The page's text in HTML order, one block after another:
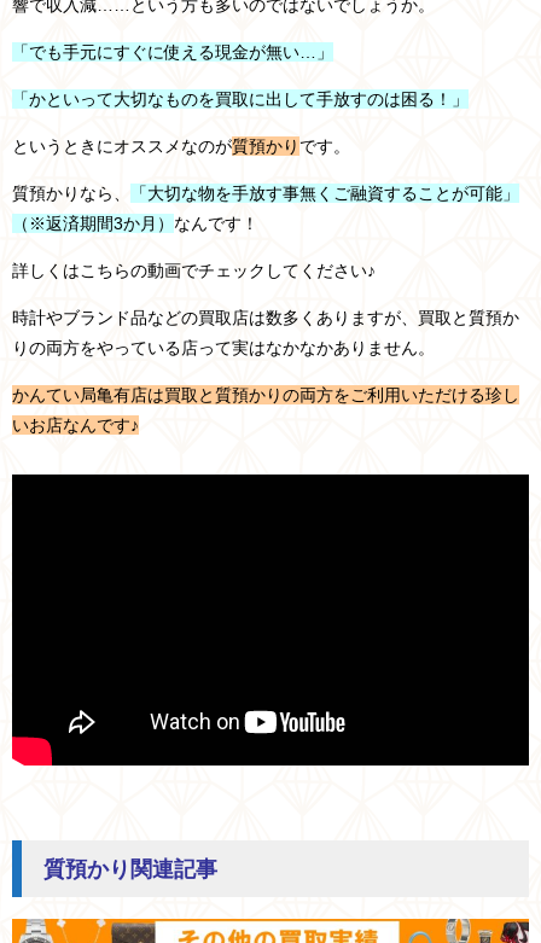
響で収入減……という方も多いのではないでしょうか。
「でも手元にすぐに使える現金が無い…」
「かといって大切なものを買取に出して手放すのは困る！」
というときにオススメなのが質預かり です。
質預かりなら、
「大切な物を手放す事無くご融資することが可能」
（※返済期間3か月） なんです！
詳しくはこちらの動画でチェックしてください♪
時計やブランド品などの買取店は数多くありますが、買取と質預か
りの両方をやっている店って実はなかなかありません。
かんてい局亀有店は買取と質預かりの両方をご利用いただける珍し
いお店なんです♪
質預かり関連記事